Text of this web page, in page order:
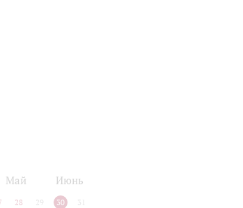
Май Июнь
28 29 30 31